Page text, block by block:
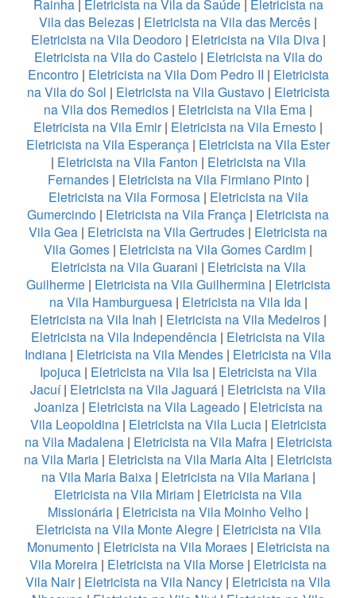
Rainha | Eletricista na Vila da Saúde| Eletricista na
Vila das Belezas | Eletricista na Vila das Mercês |
Eletricista na Vila Deodoro| Eletricista na Vila Diva|
Eletricista na Vila do Castelo| Eletricista na Vila do
Encontro| Eletricista na Vila Dom Pedro II | Eletricista
na Vila do Sol | Eletricista na Vila Gustavo| Eletricista
na Vila dos Remedios | Eletricista na Vila Ema |
Eletricista na Vila Emir| Eletricista na Vila Ernesto |
Eletricista na Vila Esperança | Eletricista na Vila Ester
| Eletricista na Vila Fanton | Eletricista na Vila
Fernandes| Eletricista na Vila Firmiano Pinto|
Eletricista na Vila Formosa| Eletricista na Vila
Gumercindo | Eletricista na Vila França | Eletricista na
Vila Gea | Eletricista na Vila Gertrudes | Eletricista na
Vila Gomes | Eletricista na Vila Gomes Cardim |
Eletricista na Vila Guarani | Eletricista na Vila
Guilherme| Eletricista na Vila Guilhermina| Eletricista
na Vila Hamburguesa| Eletricista na Vila Ida|
Eletricista na Vila Inah | Eletricista na Vila Medeiros|
Eletricista na Vila Independência | Eletricista na Vila
Indiana | Eletricista na Vila Mendes | Eletricista na Vila
Ipojuca| Eletricista na Vila Isa| Eletricista na Vila
Jacuí| Eletricista na Vila Jaguará | Eletricista na Vila
Joaniza| Eletricista na Vila Lageado| Eletricista na
Vila Leopoldina| Eletricista na Vila Lucia| Eletricista
na Vila Madalena| Eletricista na Vila Mafra | Eletricista
na Vila Maria | Eletricista na Vila Maria Alta | Eletricista
na Vila Maria Baixa| Eletricista na Vila Mariana|
Eletricista na Vila Miriam | Eletricista na Vila
Missionária | Eletricista na Vila Moinho Velho |
Eletricista na Vila Monte Alegre| Eletricista na Vila
Monumento| Eletricista na Vila Moraes| Eletricista na
Vila Moreira | Eletricista na Vila Morse | Eletricista na
Vila Nair| Eletricista na Vila Nancy | Eletricista na Vila